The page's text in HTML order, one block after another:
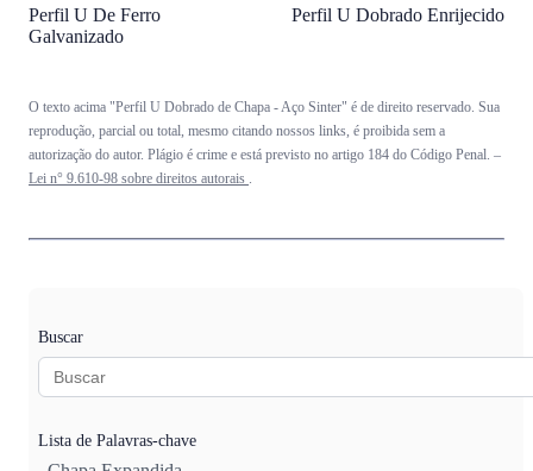
Perfil U De Ferro
Galvanizado
Perfil U Dobrado Enrijecido
O texto acima "Perfil U Dobrado de Chapa - Aço Sinter" é de direito reservado. Sua
reprodução, parcial ou total, mesmo citando nossos links, é proibida sem a
autorização do autor. Plágio é crime e está previsto no artigo 184 do Código Penal. –
Lei n° 9.610-98 sobre direitos autorais .
Buscar
Lista de Palavras-chave